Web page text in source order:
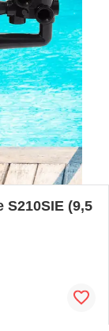
S210SIE (9,5